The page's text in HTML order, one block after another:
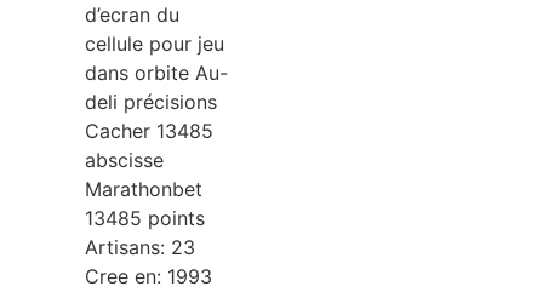
d’ecran du
cellule pour jeu
dans orbite Au-
deli précisions
Cacher 13485
abscisse
Marathonbet
13485 points
Artisans: 23
Cree en: 1993